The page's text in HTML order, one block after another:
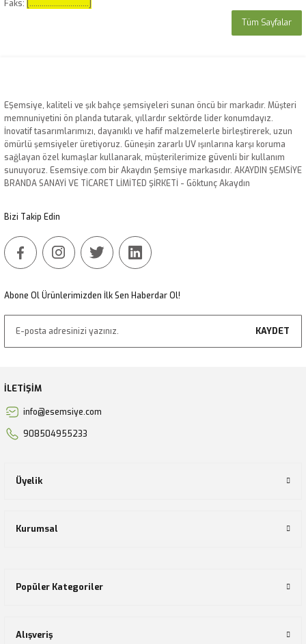
Faks: [.............................]
Tüm Sayfalar
EŞemsiye, kaliteli ve şık bahçe şemsiyeleri sunan öncü bir markadır. Müşteri
memnuniyetini ön planda tutarak, yıllardır sektörde lider konumdayız.
İnovatif tasarımlarımızı, dayanıklı ve hafif malzemelerle birleştirerek, uzun
ömürlü şemsiyeler üretiyoruz. Güneşin zararlı UV ışınlarına karşı koruma
sağlayan özel kumaşlar kullanarak, müşterilerimize güvenli bir kullanım
sunuyoruz. Esemsiye.com bir Akaydın Şemsiye markasıdır. AKAYDIN ŞEMSİYE
BRANDA SANAYİ VE TİCARET LİMİTED ŞİRKETİ - Göktunç Akaydın
Bizi Takip Edin
Abone Ol Ürünlerimizden İlk Sen Haberdar Ol!
KAYDET
İLETİŞİM
info@esemsiye.com
908504955233
Üyelik
Kurumsal
Popüler Kategoriler
Alışveriş